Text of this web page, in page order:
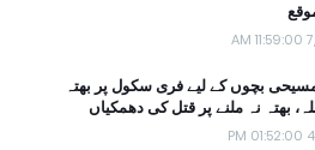
7/
بچوں کے لیے فری سکول پر بھتہ
بھتہ نہ ملنے پر قتل کی دھمکیاں